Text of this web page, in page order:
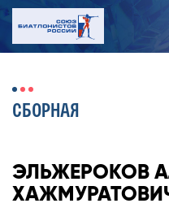
СБОРНАЯ
ЭЛЬЖЕРОКОВ